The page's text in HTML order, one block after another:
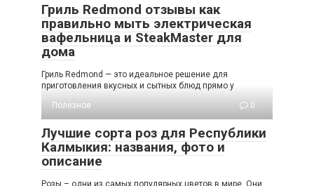
Гриль Redmond отзывы как
правильно мыть электрическая
вафельница и SteakMaster для
дома
Гриль Redmond — это идеальное решение для
приготовления вкусных и сытных блюд прямо у
Полезное
0
Лучшие сорта роз для Республики
Калмыкия: названия, фото и
описание
Розы – одни из самых популярных цветов в мире. Они